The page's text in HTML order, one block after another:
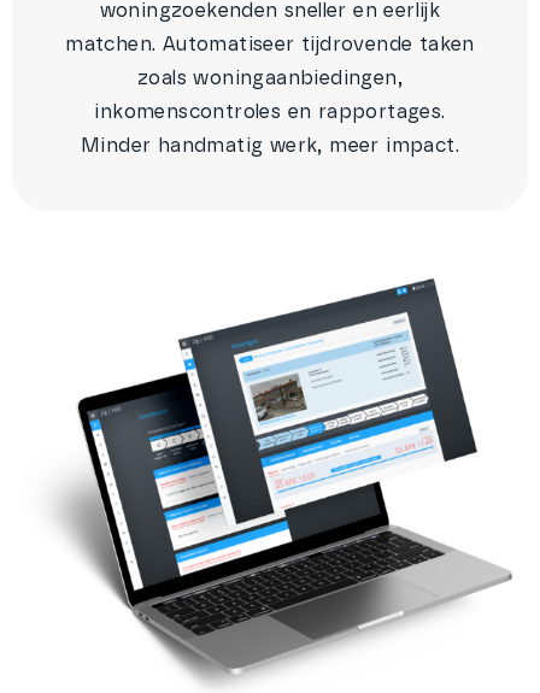
woningzoekenden sneller en eerlijk
matchen. Automatiseer tijdrovende taken
zoals woningaanbiedingen,
inkomenscontroles en rapportages.
Minder handmatig werk, meer impact.